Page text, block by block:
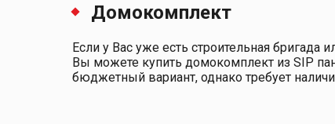
Домокомплект
Если у Вас уже есть строительная
Вы можете купить домокомплект из SIP
бюджетный вариант, однако требует